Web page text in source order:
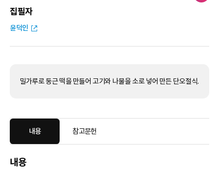
집필자
윤덕인
밀가루로 둥근 떡을 만들어 고기와 나물을 소로 넣어 만든 단오절식.
내용 참고문헌
내용